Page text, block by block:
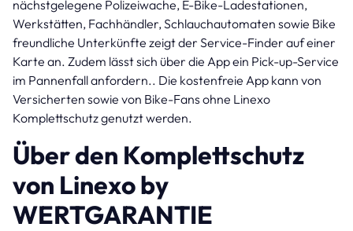
nächstgelegene Polizeiwache, E-Bike-Ladestationen,
Werkstätten, Fachhändler, Schlauchautomaten sowie Bike
freundliche Unterkünfte zeigt der Service-Finder auf einer
Karte an. Zudem lässt sich über die App ein Pick-up-Service
im Pannenfall anfordern.. Die kostenfreie App kann von
Versicherten sowie von Bike-Fans ohne Linexo
Komplettschutz genutzt werden.
Über den Komplettschutz
von Linexo by
WERTGARANTIE